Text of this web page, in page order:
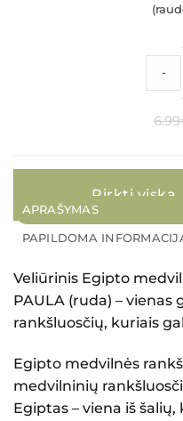
-
6.99
Pirkti viską
APRAŠYMAS
PAPILDOMA
Veliūrinis Egipto
PAULA (ruda) – vienas
rankšluosčių, kuriais
Egipto medvilnės
medvilninių
Egiptas – viena iš